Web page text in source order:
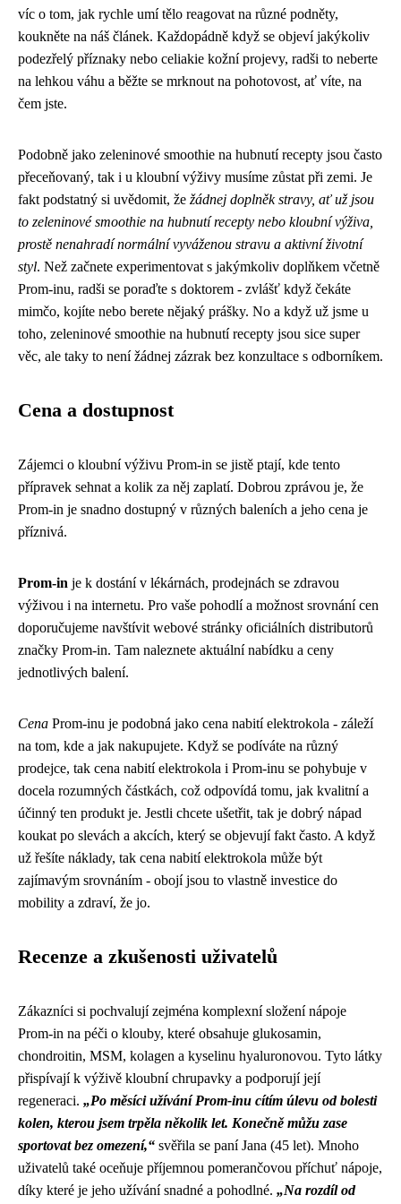
víc o tom, jak rychle umí tělo reagovat na různé podněty,
koukněte na náš článek. Každopádně když se objeví jakýkoliv
podezřelý příznaky nebo celiakie kožní projevy, radši to neberte
na lehkou váhu a běžte se mrknout na pohotovost, ať víte, na
čem jste.
Podobně jako zeleninové smoothie na hubnutí recepty jsou často
přeceňovaný, tak i u kloubní výživy musíme zůstat při zemi. Je
fakt podstatný si uvědomit, že žádnej doplněk stravy, ať už jsou
to zeleninové smoothie na hubnutí recepty nebo kloubní výživa,
prostě nenahradí normální vyváženou stravu a aktivní životní
styl. Než začnete experimentovat s jakýmkoliv doplňkem včetně
Prom-inu, radši se poraďte s doktorem - zvlášť když čekáte
mimčo, kojíte nebo berete nějaký prášky. No a když už jsme u
toho, zeleninové smoothie na hubnutí recepty jsou sice super
věc, ale taky to není žádnej zázrak bez konzultace s odborníkem.
Cena a dostupnost
Zájemci o kloubní výživu Prom-in se jistě ptají, kde tento
přípravek sehnat a kolik za něj zaplatí. Dobrou zprávou je, že
Prom-in je snadno dostupný v různých baleních a jeho cena je
příznivá.
Prom-in je k dostání v lékárnách, prodejnách se zdravou
výživou i na internetu. Pro vaše pohodlí a možnost srovnání cen
doporučujeme navštívit webové stránky oficiálních distributorů
značky Prom-in. Tam naleznete aktuální nabídku a ceny
jednotlivých balení.
Cena Prom-inu je podobná jako cena nabití elektrokola - záleží
na tom, kde a jak nakupujete. Když se podíváte na různý
prodejce, tak cena nabití elektrokola i Prom-inu se pohybuje v
docela rozumných částkách, což odpovídá tomu, jak kvalitní a
účinný ten produkt je. Jestli chcete ušetřit, tak je dobrý nápad
koukat po slevách a akcích, který se objevují fakt často. A když
už řešíte náklady, tak cena nabití elektrokola může být
zajímavým srovnáním - obojí jsou to vlastně investice do
mobility a zdraví, že jo.
Recenze a zkušenosti uživatelů
Zákazníci si pochvalují zejména komplexní složení nápoje
Prom-in na péči o klouby, které obsahuje glukosamin,
chondroitin, MSM, kolagen a kyselinu hyaluronovou. Tyto látky
přispívají k výživě kloubní chrupavky a podporují její
regeneraci. „Po měsíci užívání Prom-inu cítím úlevu od bolesti
kolen, kterou jsem trpěla několik let. Konečně můžu zase
sportovat bez omezení,“ svěřila se paní Jana (45 let). Mnoho
uživatelů také oceňuje příjemnou pomerančovou příchuť nápoje,
díky které je jeho užívání snadné a pohodlné. „Na rozdíl od